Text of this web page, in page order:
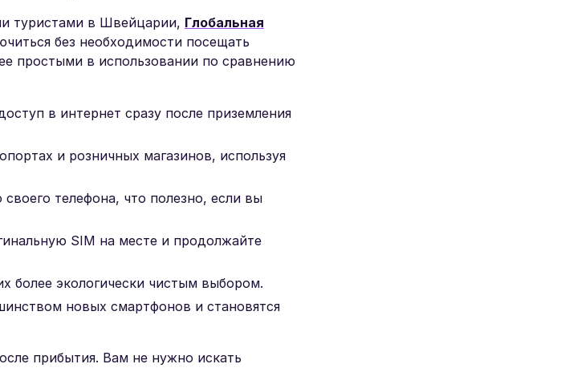
туристами в Швейцарии, Глобальная
без необходимости посещать
простыми в использовании по сравнению
в интернет сразу после приземления
и розничных магазинов, используя
телефона, что полезно, если вы
SIM на месте и продолжайте
более экологически чистым выбором.
новых смартфонов и становятся
прибытия. Вам не нужно искать